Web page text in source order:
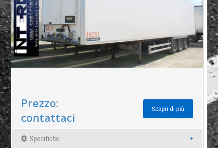
Prezzo:
contattaci
Scopri di più
Specifiche